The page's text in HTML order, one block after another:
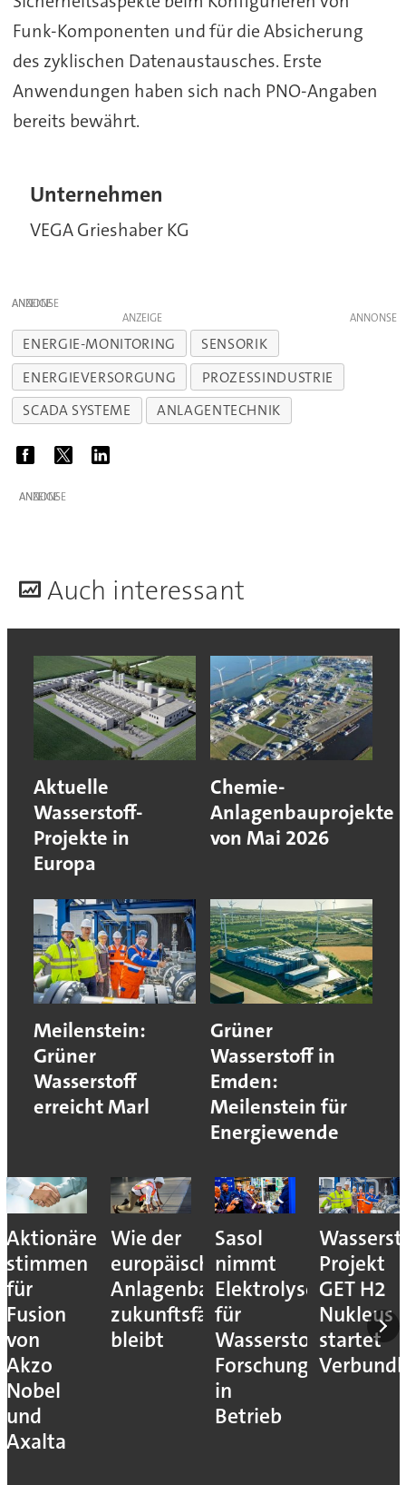
Funk-Komponenten und für die Absicherung
des zyklischen Datenaustausches. Erste
Anwendungen haben sich nach PNO-Angaben
bereits bewährt.
Unternehmen
VEGA Grieshaber KG
ANZEIGE
ANZEIGE
ENERGIE-MONITORING
SENSORIK
ENERGIEVERSORGUNG
PROZESSINDUSTRIE
SCADA SYSTEME
ANLAGENTECHNIK
ANZEIGE
Auch interessant
Aktuelle
Wasserstoff-
Projekte in
Europa
Chemie-
Anlagenbauprojekte
von Mai 2026
Meilenstein:
Grüner
Wasserstoff
erreicht Marl
Grüner
Wasserstoff in
Emden:
Meilenstein für
Energiewende
Aktionäre
stimmen
für
Fusion
von
Akzo
Nobel
und
Axalta
Wie der
europäische
Anlagenbau
zukunftsfähig
bleibt
Sasol
nimmt
Elektrolyseur
für
Wasserstoff-
Forschung
in
Betrieb
Projekt
GET H2
Nukleus
startet